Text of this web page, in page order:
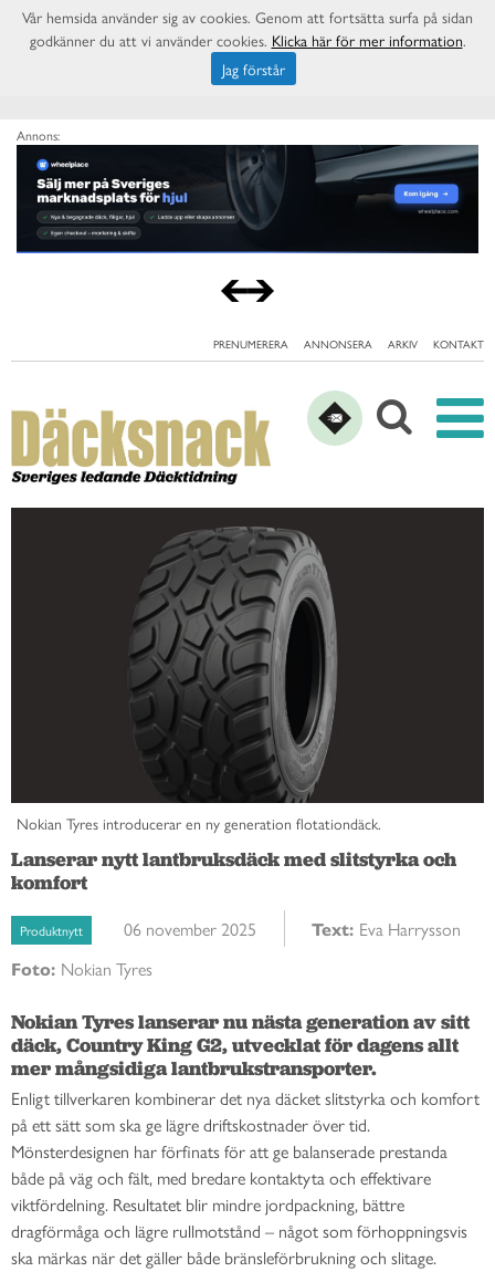
Annons:
PRENUMERERA ANNONSERA ARKIV KONTAKT
Nokian Tyres introducerar en ny generation flotationdäck.
Lanserar nytt lantbruksdäck med slitstyrka och
komfort
Produktnytt 06 november 2025 Text: Eva Harrysson
Foto: Nokian Tyres
Nokian Tyres lanserar nu nästa generation av sitt
däck, Country King G2, utvecklat för dagens allt
mer mångsidiga lantbrukstransporter.
Enligt tillverkaren kombinerar det nya däcket slitstyrka och komfort
på ett sätt som ska ge lägre driftskostnader över tid.
Mönsterdesignen har förfinats för att ge balanserade prestanda
både på väg och fält, med bredare kontaktyta och effektivare
viktfördelning. Resultatet blir mindre jordpackning, bättre
dragförmåga och lägre rullmotstånd – något som förhoppningsvis
ska märkas när det gäller både bränsleförbrukning och slitage.
Vår hemsida använder sig av cookies. Genom att fortsätta surfa på sidan
godkänner du att vi använder cookies. Klicka här för mer information.
Jag förstår